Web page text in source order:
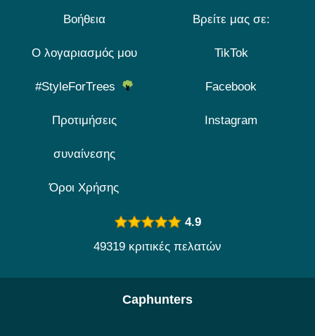
Βοήθεια
Ο λογαριασμός μου
#StyleForTrees
Προτιμήσεις
συναίνεσης
Όροι Χρήσης
Βρείτε μας σε:
TikTok
Facebook
Instagram
4.9
49319 κριτικές πελατών
Caphunters